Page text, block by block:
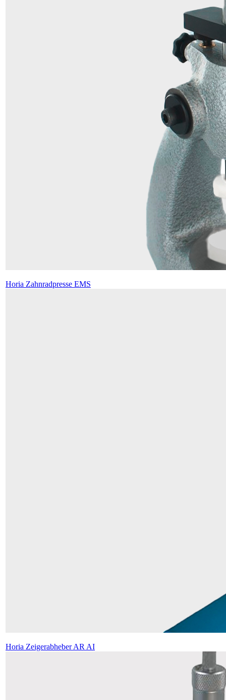
Horia Zahnradpresse EMS
Horia Zeigerabheber AR AI